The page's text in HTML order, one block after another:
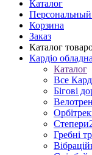
Каталог
Персональный
Корзина
Заказ
Каталог
Кардіо
Каталог
Все
Бігові
Степери
Гребні